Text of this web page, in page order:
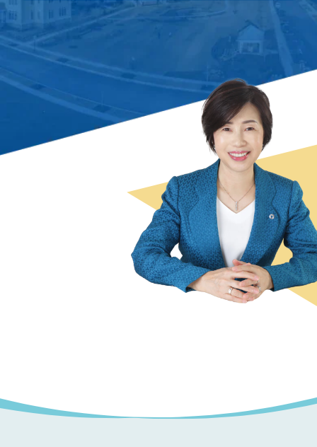
出版書籍86冊：累計80万部出版
不動産売却の
スペシャリスト